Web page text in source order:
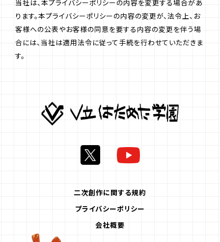
当社は、本プライバシーポリシーの内容を変更する場合があ
ります。本プライバシーポリシーの内容の変更が、法令上、お
客様への公表やお客様の同意を要する内容の変更を伴う場
合には、当社は適用法令に従って手続を行わせていただきま
す。
二次創作に関する規約
プライバシーポリシー
会社概要